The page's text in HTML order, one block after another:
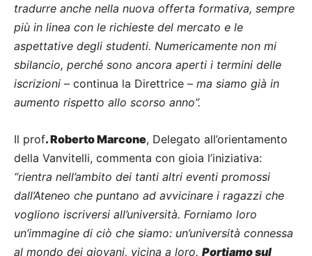
tradurre anche nella nuova offerta formativa, sempre
più in linea con le richieste del mercato e le
aspettative degli studenti. Numericamente non mi
sbilancio, perché sono ancora aperti i termini delle
iscrizioni – continua la Direttrice – ma siamo già in
aumento rispetto allo scorso anno”.
Il prof. Roberto Marcone, Delegato all’orientamento
della Vanvitelli, commenta con gioia l’iniziativa:
“rientra nell’ambito dei tanti altri eventi promossi
dall’Ateneo che puntano ad avvicinare i ragazzi che
vogliono iscriversi all’università. Forniamo loro
un’immagine di ciò che siamo: un’università connessa
al mondo dei giovani, vicina a loro. Portiamo sul